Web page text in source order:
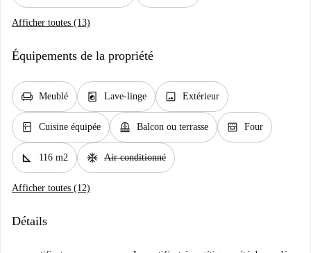
Afficher toutes (13)
Équipements de la propriété
chair Meublé local_laundry_service Lave-linge image Extérieur
kitchen Cuisine équipée balcony Balcon ou terrasse oven_gen Four
square_foot 116 m2 ac_unit Air conditionné
Afficher toutes (12)
Détails